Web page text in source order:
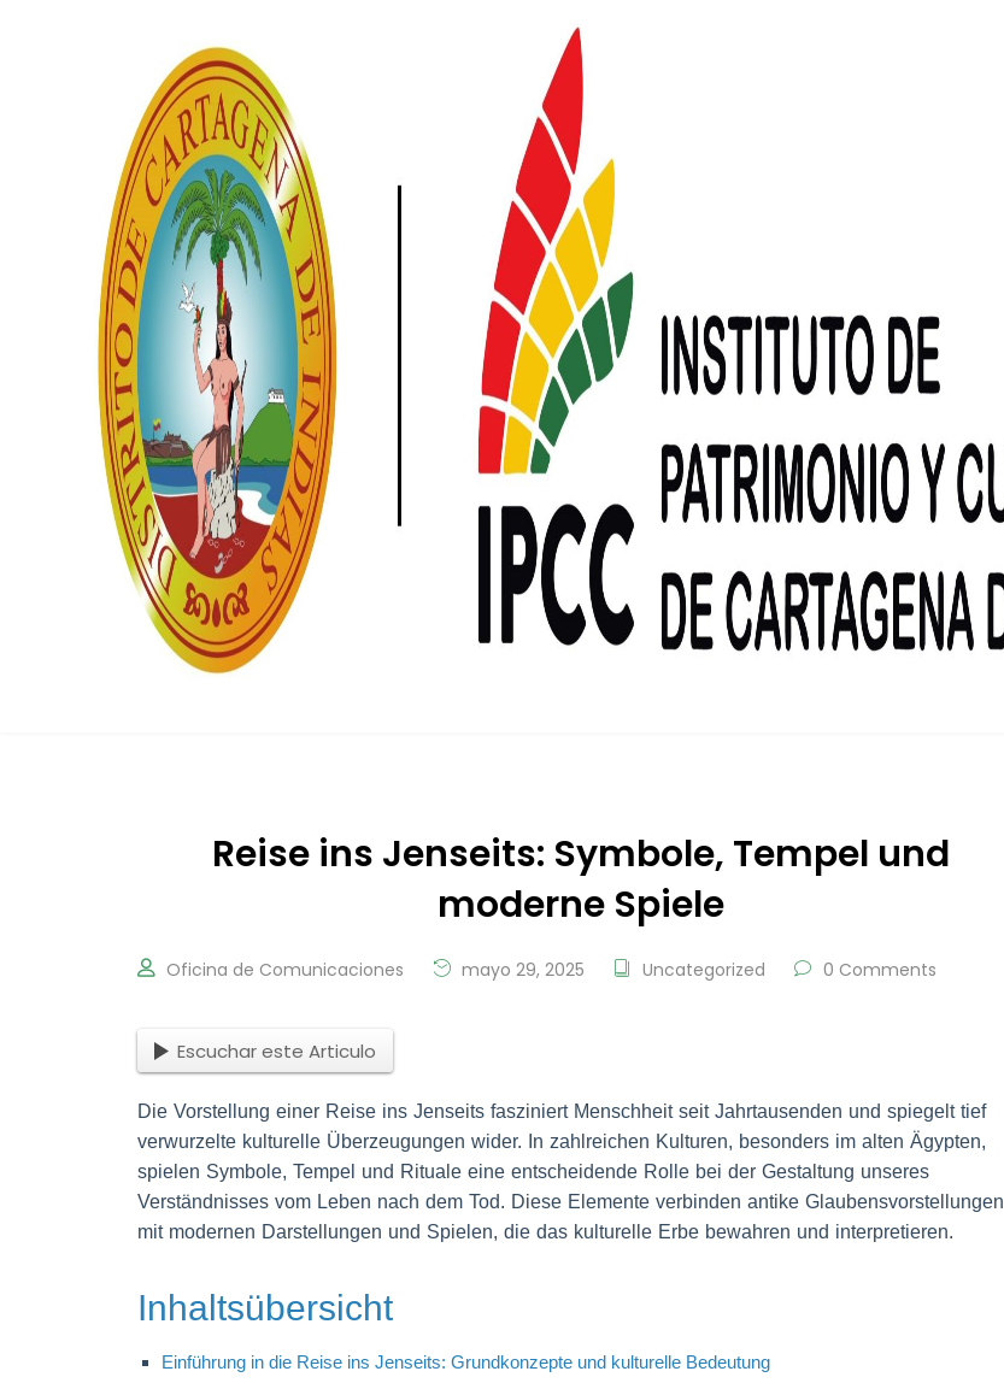
Reise ins Jenseits: Symbole, Tempel und
moderne Spiele
Oficina de Comunicaciones mayo 29, 2025 Uncategorized 0 Comments
Escuchar este Articulo
Die Vorstellung einer Reise ins Jenseits fasziniert Menschheit seit Jahrtausenden und spiegelt tief
verwurzelte kulturelle Überzeugungen wider. In zahlreichen Kulturen, besonders im alten Ägypten,
spielen Symbole, Tempel und Rituale eine entscheidende Rolle bei der Gestaltung unseres
Verständnisses vom Leben nach dem Tod. Diese Elemente verbinden antike Glaubensvorstellungen
mit modernen Darstellungen und Spielen, die das kulturelle Erbe bewahren und interpretieren.
Inhaltsübersicht
Einführung in die Reise ins Jenseits: Grundkonzepte und kulturelle Bedeutung